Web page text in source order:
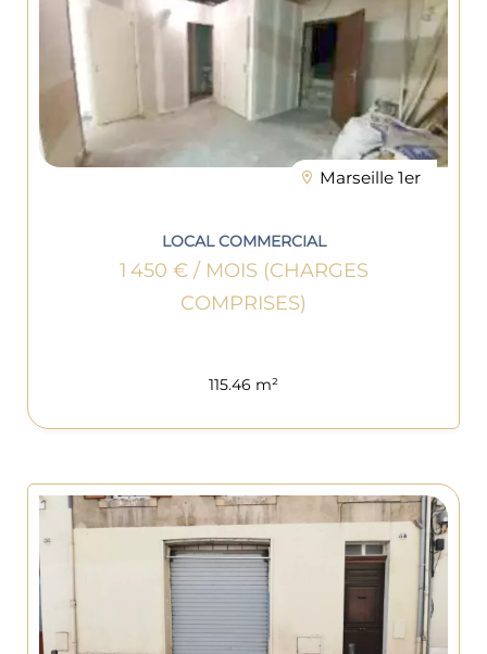
Marseille 1er
LOCAL COMMERCIAL
1 450 € / MOIS (CHARGES
COMPRISES)
115.46 m²